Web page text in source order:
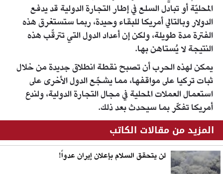
المحليّة أو تبادل السلع في إطار التجارة الدولية قد يدفع
الدولار وبالتالي أمريكا للبقاء وحيدة، ربما ستستغرق هذه
الفترة مدة طويلة، ولكن إن أعداد الدول التي تترقّب هذه
النتيجة لا يُستاهن بها.
يمكن لهذه الحرب أن تصبح نقطة انطلاق جديدة من خلال
ثبات تركيا على مواقفها، مما يشجّع الدول الأخرى على
استعمال العملات المحلية في مجال التجارة الدولية، ولندع
أمريكا تفكّر بما سيحدث بعد ذلك.
المزيد من مقالات الكاتب
لن يتحقق السلام بإعلان إيران عدواً!